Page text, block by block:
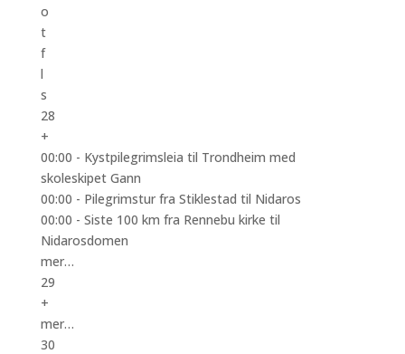
o
t
f
l
s
28
+
00:00 - Kystpilegrimsleia til Trondheim med
skoleskipet Gann
00:00 - Pilegrimstur fra Stiklestad til Nidaros
00:00 - Siste 100 km fra Rennebu kirke til
Nidarosdomen
mer…
29
+
mer…
30